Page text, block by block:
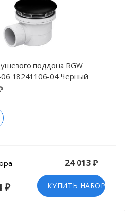
поддона RGW
06 18241106-04 Черный
24 013 ₽
₽ КУПИТЬ НАБОР